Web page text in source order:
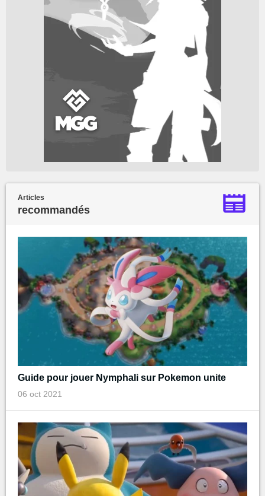
Articles
recommandés
Guide pour jouer Nymphali sur Pokemon unite
06 oct 2021